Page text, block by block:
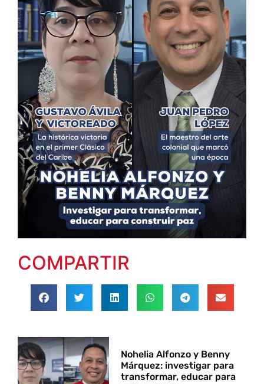
COMPARTIR
Nohelia Alfonzo y Benny
Márquez: investigar para
transformar, educar para